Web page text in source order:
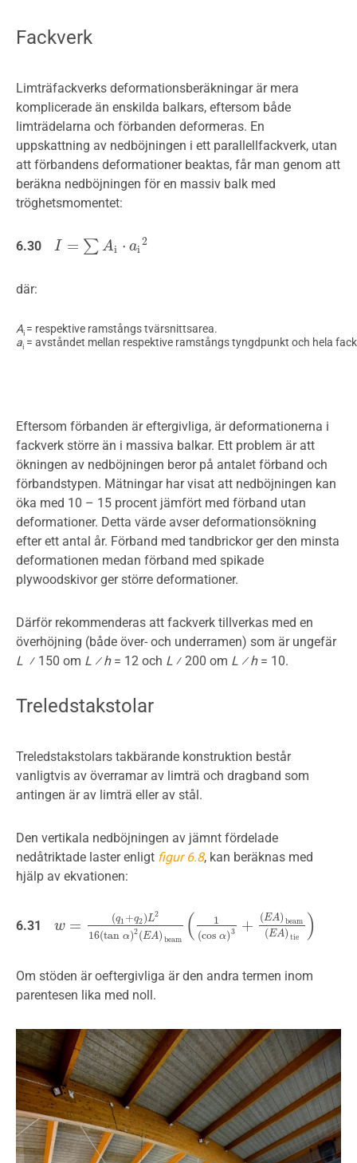
Fackverk
Limträfackverks deformationsberäkningar är mera
komplicerade än enskilda balkars, eftersom både
limträdelarna och förbanden deformeras. En
uppskattning av nedböjningen i ett parallellfackverk, utan
att förbandens deformationer beaktas, får man genom att
beräkna nedböjningen för en massiv balk med
tröghetsmomentet:
6.30 I = ∑ Ai ⋅ ai
2
I= ∑A ⋅a i 2
där:
Ai = respektive ramstångs tvärsnittsarea.
ai = avståndet mellan respektive ramstångs tyngdpunkt och hela
Eftersom förbanden är eftergivliga, är deformationerna i
fackverk större än i massiva balkar. Ett problem är att
ökningen av nedböjningen beror på antalet förband och
förbandstypen. Mätningar har visat att nedböjningen kan
öka med 10 – 15 procent jämfört med förband utan
deformationer. Detta värde avser deformationsökning
efter ett antal år. Förband med tandbrickor ger den minsta
deformationen medan förband med spikade
plywoodskivor ger större deformationer.
Därför rekommenderas att fackverk tillverkas med en
överhöjning (både över- och underramen) som är ungefär
L ⁄ 150 om L ⁄ h= 12 och L ⁄ 200 om L ⁄ h= 10.
Treledstakstolar
Treledstakstolars takbärande konstruktion består
vanligtvis av överramar av limträ och dragband som
antingen är av limträ eller av stål.
Den vertikala nedböjningen av jämnt fördelade
nedåtriktade laster enligt figur 6.8, kan beräknas med
hjälp av ekvationen:
6.31 w = (q1 +q2) L2
16(tan α)2(EA) beam (
1
(cos α)3 + (EA) beam
(EA) tie )
w=(q 1+q2)L216(tanα)2 (E A)beam (1 cosα)3+( E
Om stöden är oeftergivliga är den andra termen inom
parentesen lika med noll.